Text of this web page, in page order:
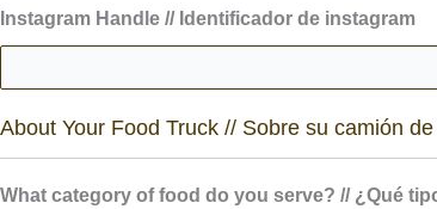
Instagram Handle // Identificador de instagram
About Your Food Truck // Sobre su camión
What category of food do you serve? // ¿Qué